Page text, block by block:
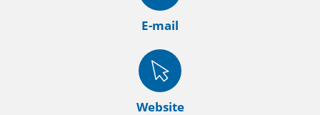
E-mail
Website